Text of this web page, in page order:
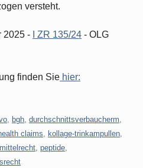
versteht.
2025 - I ZR 135/24 - OLG
finden Sie hier:
bgh durchschnittsverbaucherm
claims kollage-trinkampullen
peptide